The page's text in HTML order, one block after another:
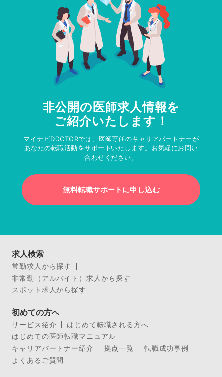
非公開の医師求人情報を
ご紹介いたします！
マイナビDOCTORでは、医師専任のキャリアパートナーが
あなたの転職活動をサポートいたします。お気軽にお問い
合わせください。
無料転職サポートに申し込む
求人検索
常勤求人から探す
非常勤（アルバイト）求人から探す
スポット求人から探す
初めての方へ
サービス紹介
はじめて転職される方へ
はじめての医師転職マニュアル
キャリアパートナー紹介
拠点一覧
転職成功事例
よくあるご質問